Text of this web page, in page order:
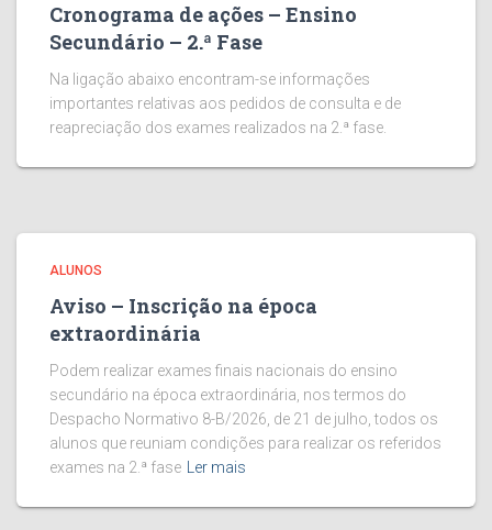
Cronograma de ações – Ensino
Secundário – 2.ª Fase
Na ligação abaixo encontram-se informações
importantes relativas aos pedidos de consulta e de
reapreciação dos exames realizados na 2.ª fase.
ALUNOS
Aviso – Inscrição na época
extraordinária
Podem realizar exames finais nacionais do ensino
secundário na época extraordinária, nos termos do
Despacho Normativo 8-B/2026, de 21 de julho, todos os
alunos que reuniam condições para realizar os referidos
exames na 2.ª fase
Ler mais